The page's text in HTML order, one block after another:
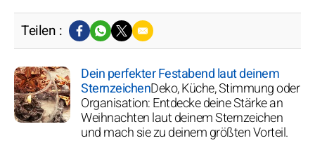
Teilen :
Dein perfekter Festabend laut deinem
SternzeichenDeko, Küche, Stimmung oder
Organisation: Entdecke deine Stärke an
Weihnachten laut deinem Sternzeichen
und mach sie zu deinem größten Vorteil.